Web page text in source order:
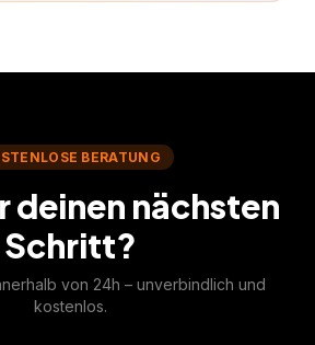
BERATUNG
deinen nächsten
Schritt?
von 24h – unverbindlich und
kostenlos.